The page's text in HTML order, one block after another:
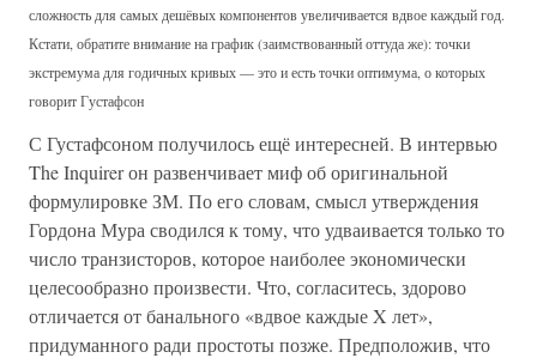
сложность для самых дешёвых компонентов увеличивается вдвое каждый год.
Кстати, обратите внимание на график (заимствованный оттуда же): точки
экстремума для годичных кривых — это и есть точки оптимума, о которых
говорит Густафсон
С Густафсоном получилось ещё интересней. В интервью
The Inquirer он развенчивает миф об оригинальной
формулировке ЗМ. По его словам, смысл утверждения
Гордона Мура сводился к тому, что удваивается только то
число транзисторов, которое наиболее экономически
целесообразно произвести. Что, согласитесь, здорово
отличается от банального «вдвое каждые X лет»,
придуманного ради простоты позже. Предположив, что